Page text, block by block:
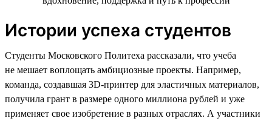
Истории успеха студентов
Студенты Московского Политеха рассказали, что учеба
не мешает воплощать амбициозные проекты. Например,
команда, создавшая 3D-принтер для эластичных материалов,
получила грант в размере одного миллиона рублей и уже
применяет свое изобретение в разных отраслях. А участники